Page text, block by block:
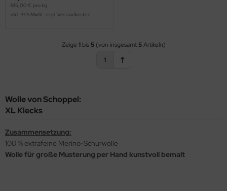
185,00 € pro kg
inkl. 19 % MwSt. zzgl. Versandkosten
Zeige 1bis 5(von insgesamt 5Artikeln)
1
Wolle von Schoppel:
XL Klecks
Zusammensetzung:
100 % extrafeine Merino-Schurwolle
Wolle für große Musterung per Hand kunstvoll bemalt